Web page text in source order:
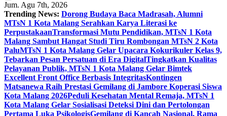
Jum. Agu 7th, 2026
Trending News: Dorong Budaya Baca Madrasah, Alumni
MTsN 1 Kota Malang Serahkan Karya Literasi ke
PerpustakaanTransformasi Mutu Pendidikan, MTsN 1 Kota
Malang Sambut Hangat Studi Tiru Rombongan MTsN 2 Kota
PaluMTsN 1 Kota Malang Gelar Upacara Kokurikuler Kelas 9,
Tebarkan Pesan Persatuan di Era DigitalTingkatkan Kualitas
Pelayanan Publik, MTsN 1 Kota Malang Gelar Bimtek
Excellent Front Office Berbasis IntegritasKontingen
Matsanewa Raih Prestasi Gemilang di Jambore Koperasi Siswa
Kota Malang 2026Peduli Kesehatan Mental Remaja, MTsN 1
Kota Malang Gelar Sosialisasi Deteksi Dini dan Pertolongan
Pertama Luka PsikologisGemilang di Kancah Nasional, Rama